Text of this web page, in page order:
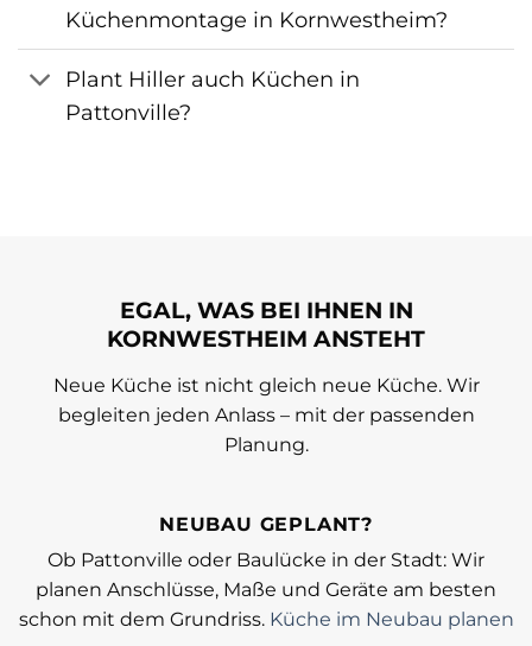
Küchenmontage in Kornwestheim?
Plant Hiller auch Küchen in
Pattonville?
EGAL, WAS BEI IHNEN IN
KORNWESTHEIM ANSTEHT
Neue Küche ist nicht gleich neue Küche. Wir
begleiten jeden Anlass – mit der passenden
Planung.
NEUBAU GEPLANT?
Ob Pattonville oder Baulücke in der Stadt: Wir
planen Anschlüsse, Maße und Geräte am besten
schon mit dem Grundriss. Küche im Neubau planen